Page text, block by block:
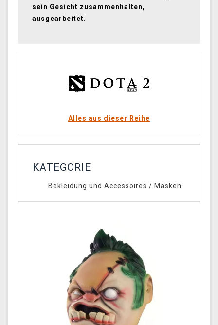
sein Gesicht zusammenhalten,
ausgearbeitet.
Alles aus dieser Reihe
KATEGORIE
Bekleidung und Accessoires / Masken